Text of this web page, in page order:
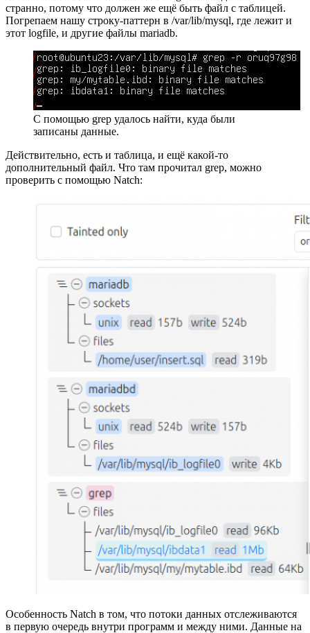
странно, потому что должен же ещё быть файл с таблицей.
Погрепаем нашу строку-паттерн в /var/lib/mysql, где лежит и
этот logfile, и другие файлы mariadb.
С помощью grep удалось найти, куда были
записаны данные.
Действительно, есть и таблица, и ещё какой-то
дополнительный файл. Что там прочитал grep, можно
проверить с помощью Natch:
Особенность Natch в том, что потоки данных отслеживаются
в первую очередь внутри программ и между ними. Данные на